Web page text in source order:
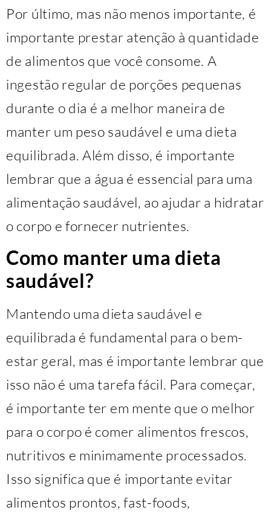
Por último, mas não menos importante, é
importante prestar atenção à quantidade
de alimentos que você consome. A
ingestão regular de porções pequenas
durante o dia é a melhor maneira de
manter um peso saudável e uma dieta
equilibrada. Além disso, é importante
lembrar que a água é essencial para uma
alimentação saudável, ao ajudar a hidratar
o corpo e fornecer nutrientes.
Como manter uma dieta
saudável?
Mantendo uma dieta saudável e
equilibrada é fundamental para o bem-
estar geral, mas é importante lembrar que
isso não é uma tarefa fácil. Para começar,
é importante ter em mente que o melhor
para o corpo é comer alimentos frescos,
nutritivos e minimamente processados.
Isso significa que é importante evitar
alimentos prontos, fast-foods,